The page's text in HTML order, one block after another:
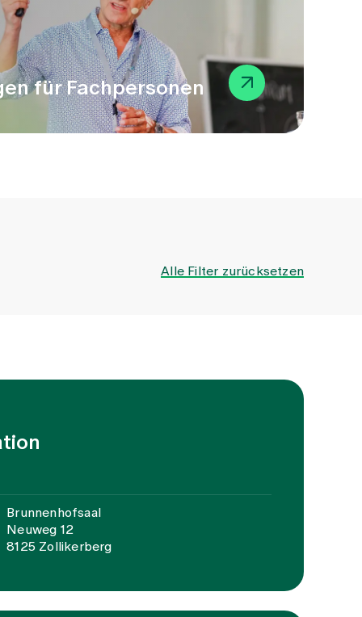
für Fachpersonen
Alle Filter zurücksetzen
Brunnenhofsaal
Neuweg 12
8125 Zollikerberg